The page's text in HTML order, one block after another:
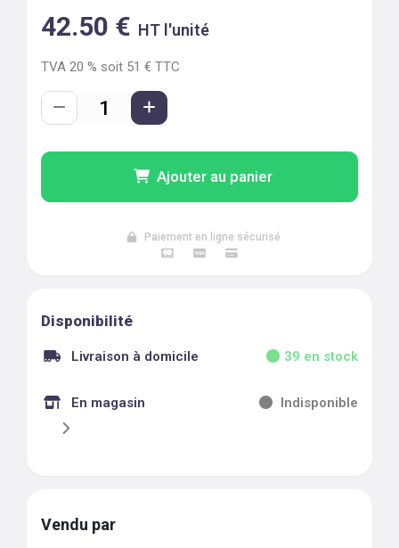
42.50 € HT l'unité
TVA 20 % soit 51 € TTC
Ajouter au panier
Paiement en ligne sécurisé
Disponibilité
Livraison à domicile 39 en stock
En magasin Indisponible
Vendu par